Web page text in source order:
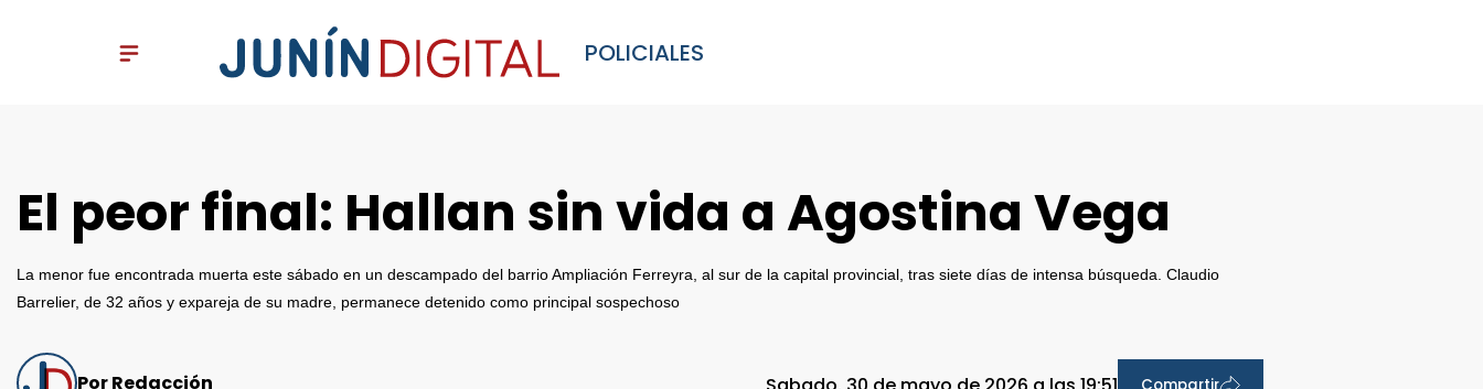
POLICIALES
El peor final: Hallan sin vida a Agostina Vega
La menor fue encontrada muerta este sábado en un descampado del barrio Ampliación Ferreyra, al sur de la capital provincial, tras siete días de intensa búsqueda. Claudio
Barrelier, de 32 años y expareja de su madre, permanece detenido como principal sospechoso
Por Redacción Compartir